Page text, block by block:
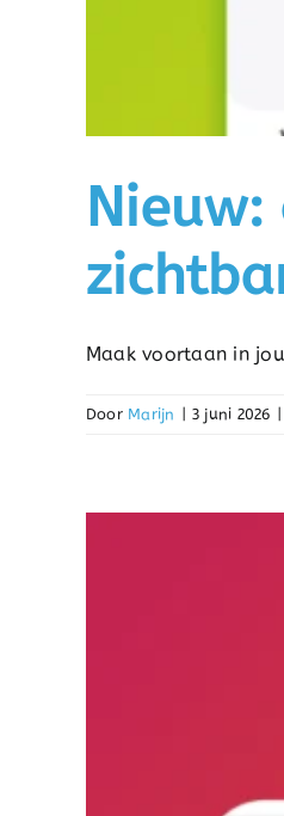
Nieuw:
Maak voortaan in
Door Marijn | 3 juni 2026 |